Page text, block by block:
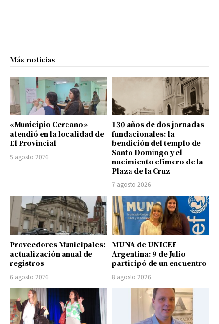
Más noticias
«Municipio Cercano»
atendió en la localidad de
El Provincial
5 agosto 2026
130 años de dos jornadas
fundacionales: la
bendición del templo de
Santo Domingo y el
nacimiento efímero de la
Plaza de la Cruz
7 agosto 2026
Proveedores Municipales:
actualización anual de
registros
6 agosto 2026
MUNA de UNICEF
Argentina: 9 de Julio
participó de un encuentro
8 agosto 2026